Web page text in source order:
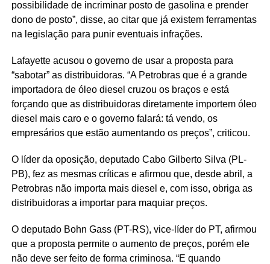
possibilidade de incriminar posto de gasolina e prender
dono de posto”, disse, ao citar que já existem ferramentas
na legislação para punir eventuais infrações.
Lafayette acusou o governo de usar a proposta para
“sabotar” as distribuidoras. “A Petrobras que é a grande
importadora de óleo diesel cruzou os braços e está
forçando que as distribuidoras diretamente importem óleo
diesel mais caro e o governo falará: tá vendo, os
empresários que estão aumentando os preços”, criticou.
O líder da oposição, deputado Cabo Gilberto Silva (PL-
PB), fez as mesmas críticas e afirmou que, desde abril, a
Petrobras não importa mais diesel e, com isso, obriga as
distribuidoras a importar para maquiar preços.
O deputado Bohn Gass (PT-RS), vice-líder do PT, afirmou
que a proposta permite o aumento de preços, porém ele
não deve ser feito de forma criminosa. “E quando